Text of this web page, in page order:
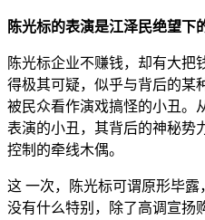
陈光标的表演是江泽民绝望下
陈光标企业不赚钱，却有大把
得极其可疑，似乎与背后的某
被民众看作演戏搞怪的小丑。
表演的小丑，其背后的神秘势
控制的牵线木偶。
这 一次，陈光标可谓原形毕
没有什么特别，除了高调宣扬